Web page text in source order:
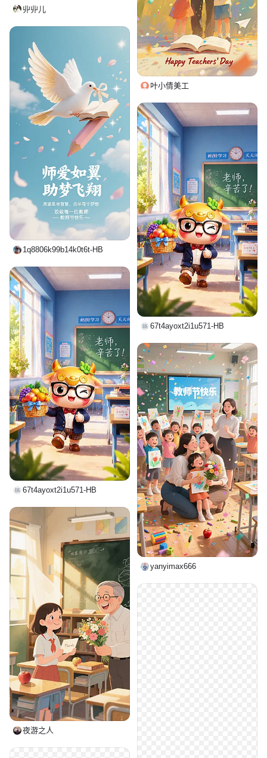
丱丱儿
叶小倩美工
1q8806k99b14k0t6t-HB
67t4ayoxt2i1u571-HB
67t4ayoxt2i1u571-HB
yanyimax666
夜游之人